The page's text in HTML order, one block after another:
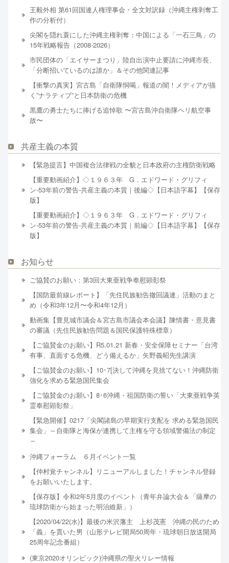
王毅外相 第61回国連人権理事会・全文対訳録（沖縄主権剥奪工
作の分析付）
尖閣を隠れ蓑にした沖縄主権剥奪：中国による「一石三鳥」の
15年戦略報告（2008-2026）
市民団体の「エイサーまつり」陸自出演中止要請に沖縄市長、
「分断招いているのは誰か」＆その他関連記事
【衝撃の真実】宮古島「自衛隊恫喝」報道の闇！メディアが描
く”ナラティブ”と日本防衛の危機
黒鷹の勇士たちに捧げる追悼歌 〜宮古島沖自衛隊ヘリ航空事
故〜
共産主義の本質
【緊急提言】中国複合法律戦の全貌と日本政府の主権防衛戦略
【重要動画紹介】◇１９６３年 G．エドワード・グリフィ
ン-53年前の警告-共産主義の本質｜後編◇【日本語字幕】【保存
版】
【重要動画紹介】◇１９６３年 G．エドワード・グリフィ
ン-53年前の警告-共産主義の本質｜前編◇【日本語字幕】【保存
版】
お知らせ
ご協賛のお願い：第3回大東亜戦争奉慰顕彰祭
【国防最前線レポート】「先住民族勧告撤回議連」活動のまと
め（令和3年12月〜令和4年12月）
動画集【豊見城市議会＆宮古島市議会本会議】陳情書・意見書
の審議（先住民族勧告問題＆国民保護特殊標章）
【ご協賛金のお願い】R5.01.21 新春・安全保障セミナー「台湾
有事、直面する危機、どう備えるか」矢野義昭先生講演
【ご協賛金のお願い】10･7[決して沖縄を見捨てない！沖縄防衛
強化を求める緊急国民集会
【ご協賛金のお願い】8･6沖縄・祖国防衛の誓い「大東亜戦争英
霊奉慰顕彰祭」
【緊急開催】0217「尖閣諸島の早期実行支配を 求める緊急国民
集会」～自衛隊と海保が連携して主権を守る領域警備法の制定
～
沖縄フォーラム ６月イベント一覧
【仲村覚チャンネル】リニューアルしました！チャンネル登録
をお願いいたします。
【保存版】令和2年5月度のイベント（青年弁論大会＆「薩摩の
琉球防衛から始まった明治維新」）
【2020/04/22(水)】最後の米沢藩主 上杉茂憲 沖縄の民のため
「義」を貫いた男（山形テレビ開局50周年・琉球朝日放送開局
25周年記念番組）
(東京2020オリンピック)沖縄県の聖火リレー情報